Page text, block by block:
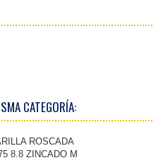
CATEGORÍA: